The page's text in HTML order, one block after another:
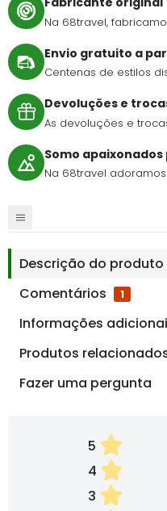
Na 68travel,
Envio gratuito a
Centenas de estilos
Devoluções e
As devoluções e
Somo
Na 68travel
Descrição do produto
Comentários
1
Informações
Produtos
Fazer uma pergunta
5
4
3